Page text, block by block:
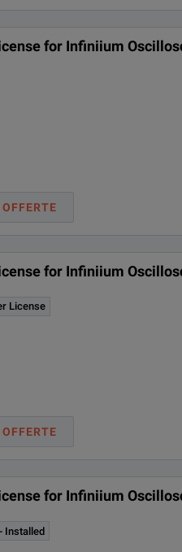
for Infiniium
OFFERTE
for Infiniium
License
OFFERTE
for Infiniium
Installed